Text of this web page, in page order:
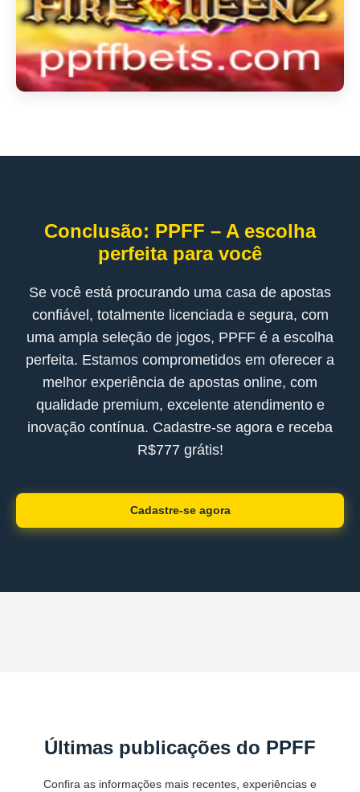
Conclusão: PPFF – A escolha
perfeita para você
Se você está procurando uma casa de apostas
confiável, totalmente licenciada e segura, com
uma ampla seleção de jogos, PPFF é a escolha
perfeita. Estamos comprometidos em oferecer a
melhor experiência de apostas online, com
qualidade premium, excelente atendimento e
inovação contínua. Cadastre-se agora e receba
R$777 grátis!
Cadastre-se agora
Últimas publicações do PPFF
Confira as informações mais recentes, experiências e